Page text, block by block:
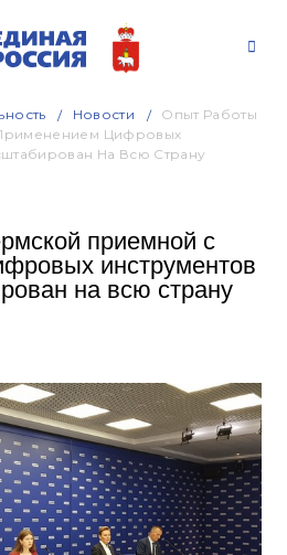
Новости
Опыт Работы
Цифровых
На Всю Страну
приемной с
инструментов
на всю страну